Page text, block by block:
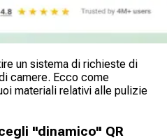
un sistema di richieste di
camere. Ecco come
materiali relativi alle pulizie
"dinamico" QR